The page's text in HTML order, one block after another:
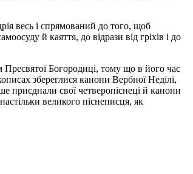
весь і спрямований до того, щоб
й каяття, до відрази від гріхів і до
Богородиці, тому що в його час
збереглися канони Вербної Неділі,
приєднали свої четверопіснеці й канони
великого піснеписця, як